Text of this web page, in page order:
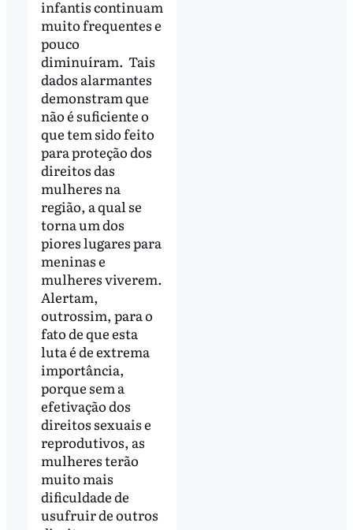
infantis continuam
muito frequentes e
pouco
diminuíram. Tais
dados alarmantes
demonstram que
não é suficiente o
que tem sido feito
para proteção dos
direitos das
mulheres na
região, a qual se
torna um dos
piores lugares para
meninas e
mulheres viverem.
Alertam,
outrossim, para o
fato de que esta
luta é de extrema
importância,
porque sem a
efetivação dos
direitos sexuais e
reprodutivos, as
mulheres terão
muito mais
dificuldade de
usufruir de outros